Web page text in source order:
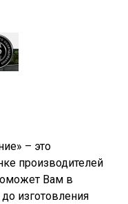
– это
производителей
Вам в
изготовления